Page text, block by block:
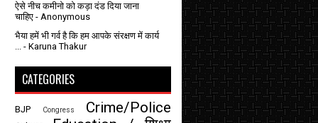
ऐसे नीच कमीनो को कड़ा दंड दिया जाना
चाहिए - Anonymous
भैया हमें भी गर्व है कि हम आपके संरक्षण में कार्य
... - Karuna Thakur
CATEGORIES
BJP Congress Crime/Police